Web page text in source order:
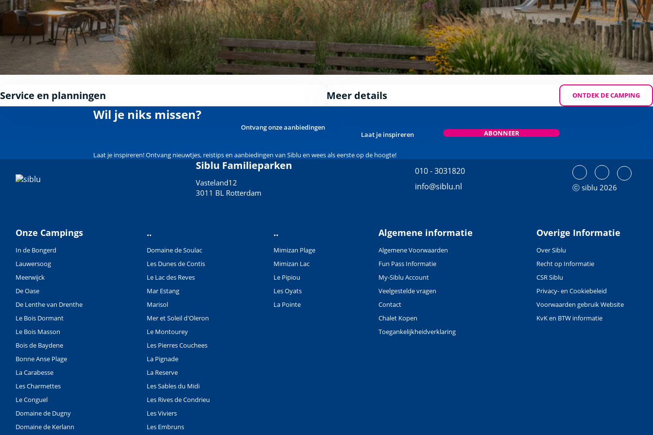
Service en planningen Meer details ONTDEK DE CAMPING
Wil je niks missen?
Ontvang onze aanbiedingen
Laat je inspireren
Laat je inspireren! Ontvang nieuwtjes, reistips en aanbiedingen van Siblu en wees als eerste op de hoogte!
ABONNEER
Siblu Familieparken
Vasteland12
3011 BL Rotterdam
010 - 3031820
info@siblu.nl
ⓒ siblu 2026
Onze Campings
In de Bongerd
Lauwersoog
Meerwijck
De Oase
De Lenthe van Drenthe
Le Bois Dormant
Le Bois Masson
Bois de Baydene
Bonne Anse Plage
La Carabesse
Les Charmettes
Le Conguel
Domaine de Dugny
Domaine de Kerlann
..
Domaine de Soulac
Les Dunes de Contis
Le Lac des Reves
Mar Estang
Marisol
Mer et Soleil d'Oleron
Le Montourey
Les Pierres Couchees
La Pignade
La Reserve
Les Sables du Midi
Les Rives de Condrieu
Les Viviers
Les Embruns
..
Mimizan Plage
Mimizan Lac
Le Pipiou
Les Oyats
La Pointe
Algemene informatie
Algemene Voorwaarden
Fun Pass Informatie
My-Siblu Account
Veelgestelde vragen
Contact
Chalet Kopen
Toegankelijkheidverklaring
Overige Informatie
Over Siblu
Recht op Informatie
CSR Siblu
Privacy- en Cookiebeleid
Voorwaarden gebruik Website
KvK en BTW informatie